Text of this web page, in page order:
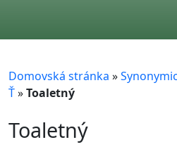
Domovská stránka »
Ť»Toaletný
Toaletný